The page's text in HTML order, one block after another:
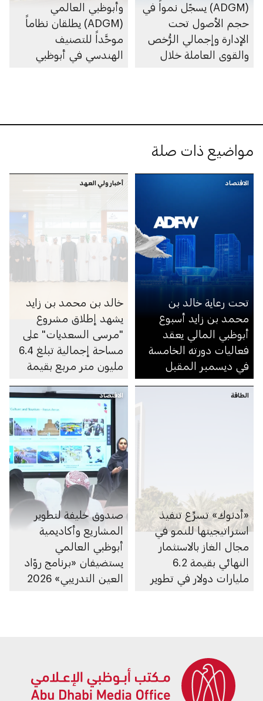
(ADGM) يسجّل نمواً في
حجم الأصول تحت
الإدارة وإجمالي الرُّخص
والقوى العاملة خلال
وأبوظبي العالمي
(ADGM) يطلقان نظاماً
موحَّداً للتصنيف
الهندسي في أبوظبي
مواضيع ذات صلة
الاقتصاد
تحت رعاية خالد بن
محمد بن زايد أسبوع
أبوظبي المالي يعقد
فعاليات دورته الخامسة
في ديسمبر المقبل
أخبار ولي العهد
خالد بن محمد بن زايد
يشهد إطلاق مشروع
"مرسى السعديات" على
مساحة إجمالية تبلغ 6.4
مليون متر مربع بقيمة
الطاقة
«أدنوك» تسرِّع تنفيذ
استراتيجيتها للنمو في
مجال الغاز بالاستثمار
النهائي بقيمة 6.2
مليارات دولار في تطوير
الاقتصاد
صندوق خليفة لتطوير
المشاريع وأكاديمية
أبوظبي العالمي
يستضيفان «برنامج روّاد
العين التدريبي» 2026